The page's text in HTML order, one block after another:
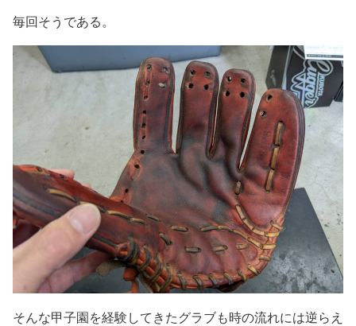
毎回そうである。
そんな甲子園を経験してきたグラブも時の流れには逆らえ